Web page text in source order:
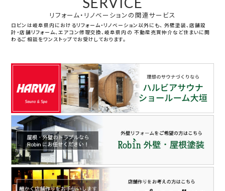
リフォーム・リノベーションの関連サービス
ロビンは岐阜県内におけるリフォーム・リノベーション以外にも、 外壁塗装、店舗設
計・店舗リフォーム、エアコン修理交換、岐阜県内の 不動産売買仲介など住まいに関
わるご相談をワンストップでお受けしております。